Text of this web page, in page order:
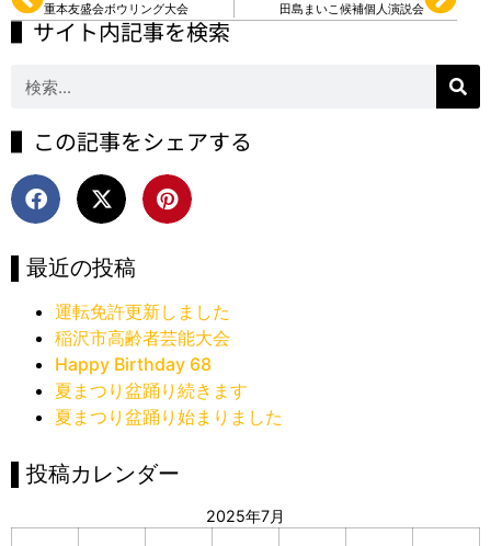
重本友盛会ボウリング大会 田島まいこ候補個人演説会
▌サイト内記事を検索
▌この記事をシェアする
▌最近の投稿
運転免許更新しました
稲沢市高齢者芸能大会
Happy Birthday 68
夏まつり盆踊り続きます
夏まつり盆踊り始まりました
▌投稿カレンダー
2025年7月